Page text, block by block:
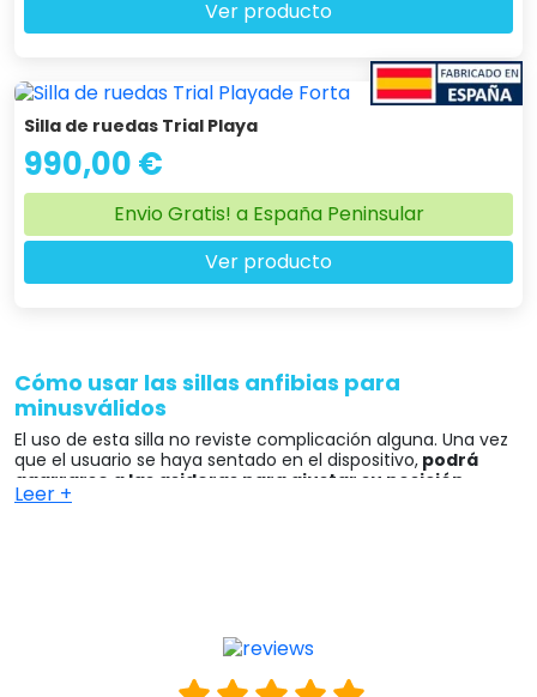
Ver producto
Silla de ruedas Trial Playa
990,00 €
Envio Gratis! a España Peninsular
Ver producto
Cómo usar las sillas anfibias para
minusválidos
El uso de esta silla no reviste complicación alguna. Una vez
que el usuario se haya sentado en el dispositivo, podrá
agarrarse a las asideras para ajustar su posición
cómodamente y dejarse llevar
perfectamente con aquello que buscas. No olvides que
puedes ponerte en contacto con nosotros para que te
asesoremos en algún aspecto técnico o duda.
Leer +